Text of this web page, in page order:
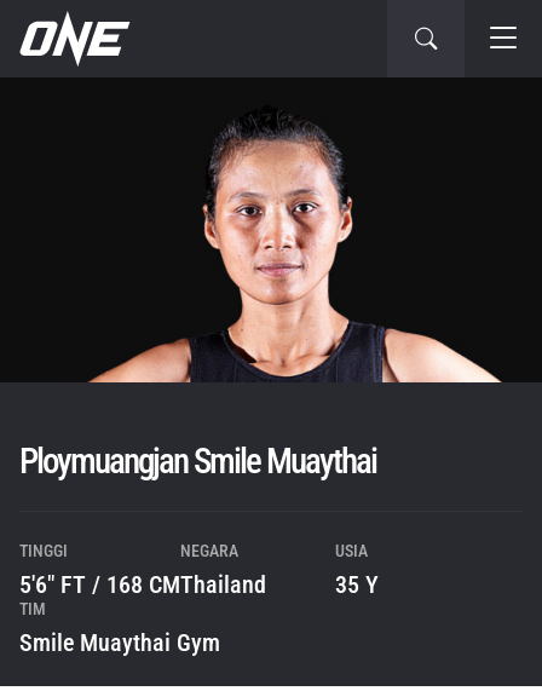
Ploymuangjan Smile Muaythai
TINGGI
5'6" FT / 168 CM
NEGARA
Thailand
USIA
35 Y
TIM
Smile Muaythai Gym